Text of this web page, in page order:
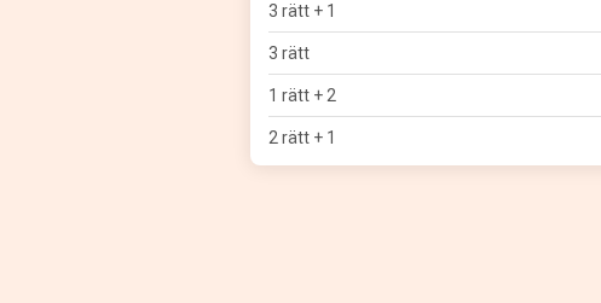
3 rätt + 1
3 rätt
1 rätt + 2
2 rätt + 1